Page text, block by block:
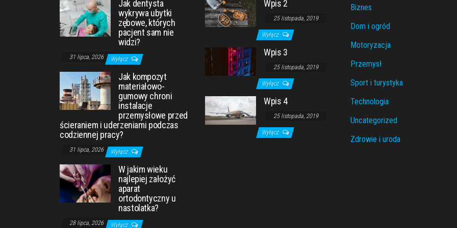
Jak dentysta
wykrywa ubytki
zębowe, których
pacjent sam nie
widzi?
31 lipca, 2026 Wyłącz
Jak kompozyt
materiałowo-
gumowy chroni
instalacje
przemysłowe przed
ścieraniem i uderzeniami podczas
codziennej pracy?
31 lipca, 2026 Wyłącz
W jakim wieku
najlepiej założyć
aparat
ortodontyczny u
nastolatka?
28 lipca, 2026 Wyłącz
Wpis 2
25 listopada, 2019
Wyłącz
Wpis 3
25 listopada, 2019
Wyłącz
Wpis 4
25 listopada, 2019
Wyłącz
Biznes
Dom i ogród
Motoryzacja
Przemysł
Sport i turystyka
Technologia
Uncategorized
Zdrowie i uroda